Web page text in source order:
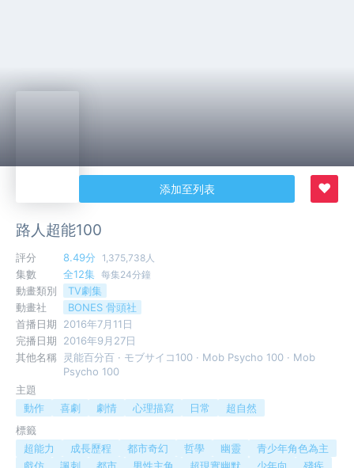
添加至列表 ♥
路人超能100
評分 8.49分 1,375,738人
集數 全12集 每集24分鐘
動畫類別
TV劇集
動畫社
BONES 骨頭社
首播日期
2016年7月11日
完播日期
2016年9月27日
其他名稱
灵能百分百 · モブサイコ100 · Mob Psycho 100 · Mob
Psycho 100
主題
動作
喜劇 劇情 心理描寫 日常
超自然
標籤
超能力
成長歷程 都市奇幻 哲學 幽靈
青少年角色為主